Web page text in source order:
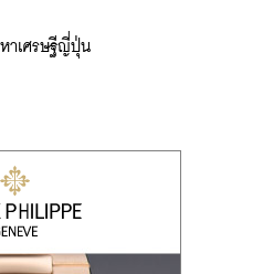
าเศรษฐีญี่ปุ่น